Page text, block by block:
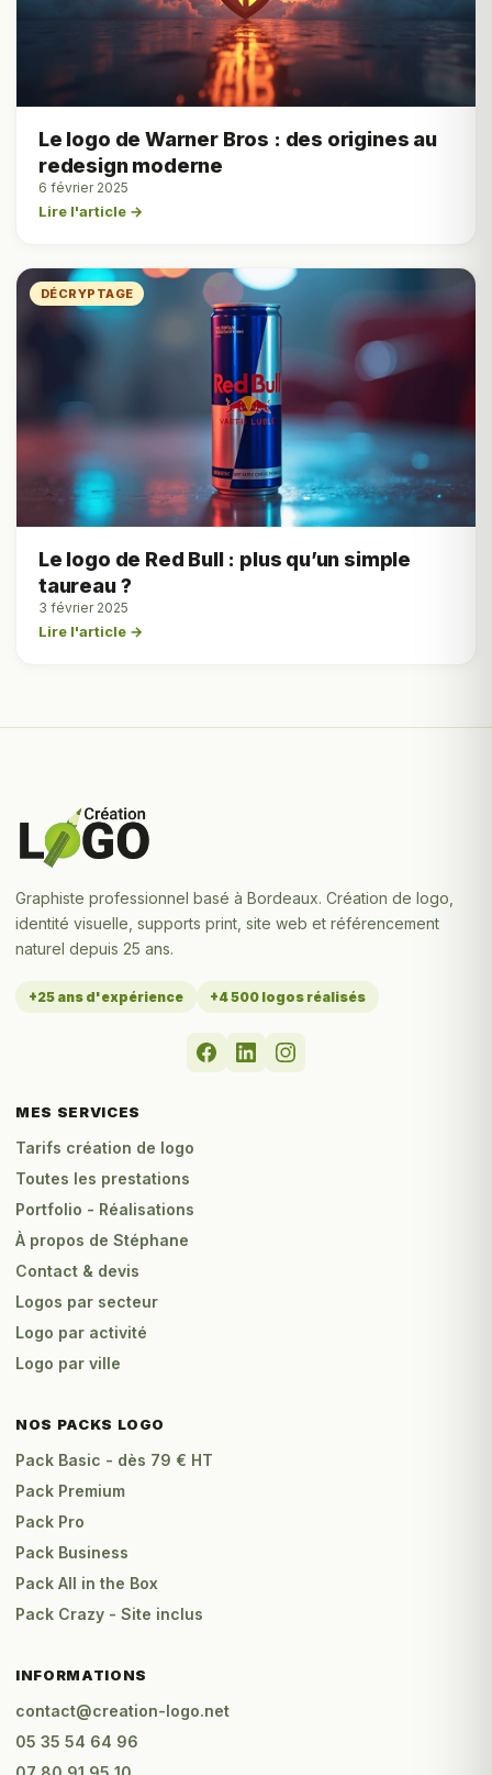
Le logo de Warner Bros : des origines au
redesign moderne
6 février 2025
Lire l'article →
DÉCRYPTAGE
Le logo de Red Bull : plus qu’un simple
taureau ?
3 février 2025
Lire l'article →
Graphiste professionnel basé à Bordeaux. Création de logo,
identité visuelle, supports print, site web et référencement
naturel depuis 25 ans.
+25 ans d'expérience +4 500 logos réalisés
MES SERVICES
Tarifs création de logo
Toutes les prestations
Portfolio - Réalisations
À propos de Stéphane
Contact & devis
Logos par secteur
Logo par activité
Logo par ville
NOS PACKS LOGO
Pack Basic - dès 79 € HT
Pack Premium
Pack Pro
Pack Business
Pack All in the Box
Pack Crazy - Site inclus
INFORMATIONS
contact@creation-logo.net
05 35 54 64 96